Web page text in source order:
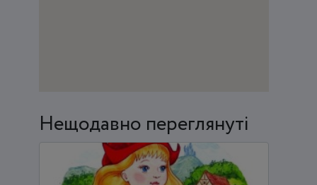
Нещодавно переглянуті